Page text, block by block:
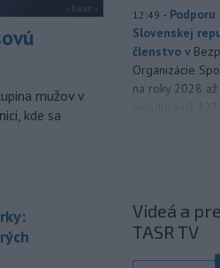
mužov v
kde sa
12:49 -
Slovenskej
členstvo v
Organizácie
na roky 2028
Na sociálnej
cudzincov v
SR Peter
Videá a
TASR TV